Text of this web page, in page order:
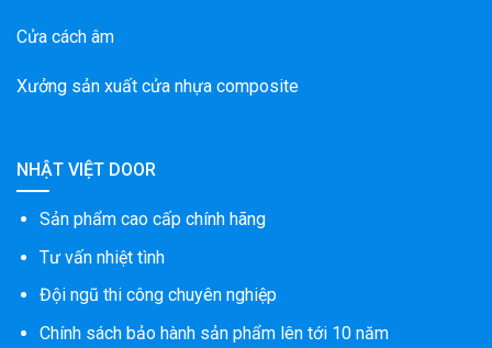
Cửa cách âm
Xưởng sản xuất cửa nhựa composite
NHẬT VIỆT DOOR
Sản phẩm cao cấp chính hãng
Tư vấn nhiệt tình
Đội ngũ thi công chuyên nghiệp
Chính sách bảo hành sản phẩm lên tới 10 năm